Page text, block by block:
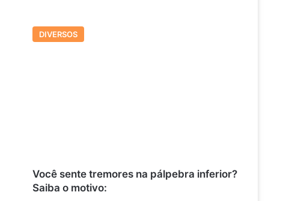
DIVERSOS
Você sente tremores na pálpebra inferior?
Saiba o motivo: